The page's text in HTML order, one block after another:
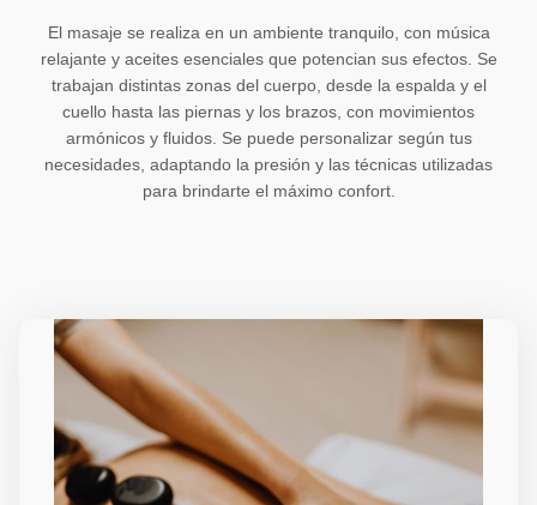
El masaje se realiza en un ambiente tranquilo, con música
relajante y aceites esenciales que potencian sus efectos. Se
trabajan distintas zonas del cuerpo, desde la espalda y el
cuello hasta las piernas y los brazos, con movimientos
armónicos y fluidos. Se puede personalizar según tus
necesidades, adaptando la presión y las técnicas utilizadas
para brindarte el máximo confort.